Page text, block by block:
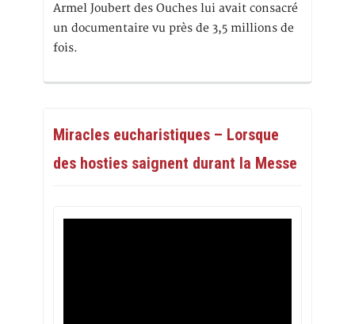
Armel Joubert des Ouches lui avait consacré
un documentaire vu près de 3,5 millions de
fois.
Miracles eucharistiques – Lorsque
des hosties saignent durant la Messe